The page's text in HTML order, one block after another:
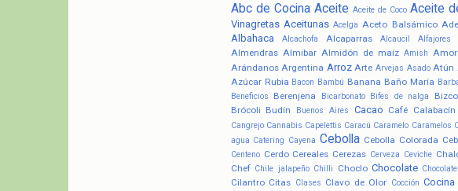
Abc de Cocina Aceite Aceite de Coco Aceite
Vinagretas Aceitunas Acelga Aceto Balsámico
Albahaca Alcachofa Alcaparras Alcaucil Alfajores
Almendras Almibar Almidón de maíz Amish Amor
Arándanos Argentina Arroz Arte Arvejas Asado Atún
Azúcar Rubia Bacon Bambú Banana Baño María
Beneficios Berenjena Bicarbonato Bifes de nalga
Brócoli Budín Buenos Aires Cacao Café Calabacín
Cangrejo Cannabis Capelettis Caracú Caramelo Caramelos
agua Catering Cayena Cebolla Cebolla Colorada
Centeno Cerdo Cereales Cerezas Cerveza Ceviche
Chef Chile jalapeño Chilli Choclo Chocolate
Cilantro Citas Clases Clavo de Olor Cocción Cocina